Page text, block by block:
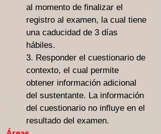
al momento de finalizar el
registro al examen, la cual tiene
una caducidad de 3 días
hábiles.
3. Responder el cuestionario de
contexto, el cual permite
obtener información adicional
del sustentante. La información
del cuestionario no influye en el
resultado del examen.